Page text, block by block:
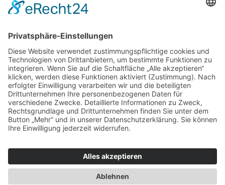
verkaufen und darin
wohnen bleiben
Verkaufen Sie Ihr Haus oder Ihre
Eigen­tums­woh­nung und bleiben Sie
darin wohnen.
Jetzt Ermittlung starten »
Regional